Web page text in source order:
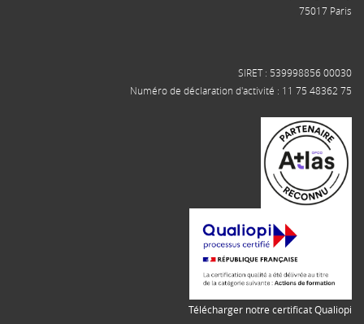
75017 Paris
SIRET : 539998856 00030
Numéro de déclaration d'activité : 11 75 48362 75
Télécharger notre certificat Qualiopi